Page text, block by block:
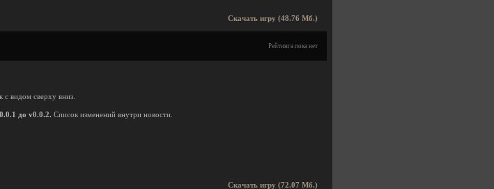
Скачать игру (48.76 Мб.)
Рейтинга пока нет
с видом сверху вниз.
до v0.0.2. Список изменений внутри новости.
Скачать игру (72.07 Мб.)